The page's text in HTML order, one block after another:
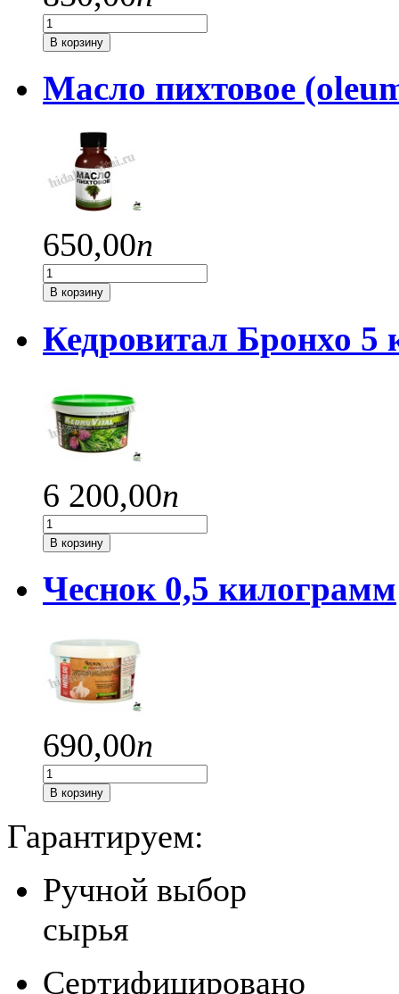
В корзину
Масло пихтовое
650,00п
В корзину
Кедровитал Бронхо 5
6 200,00п
В корзину
Чеснок 0,5 килограмм
690,00п
В корзину
Гарантируем:
Ручной выбор
сырья
Сертифицировано